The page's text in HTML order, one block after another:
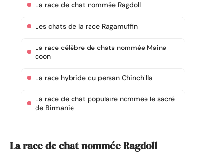
La race de chat nommée Ragdoll
Les chats de la race Ragamuffin
La race célèbre de chats nommée Maine
coon
La race hybride du persan Chinchilla
La race de chat populaire nommée le sacré
de Birmanie
La race de chat nommée Ragdoll